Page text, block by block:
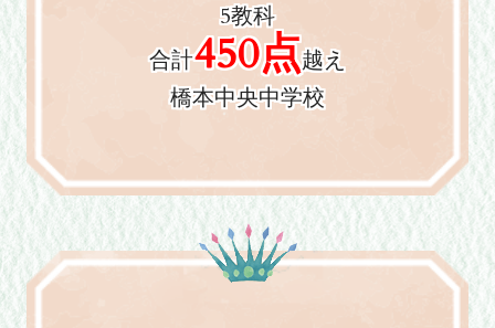
5教科
合計450点越え
橋本中央中学校